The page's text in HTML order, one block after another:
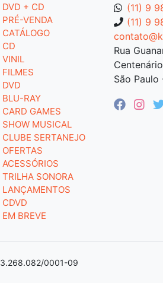
(11) 9
(11) 9
Rua
São Paulo
DVD + CD
PRÉ-VENDA
CATÁLOGO
CD
VINIL
FILMES
DVD
BLU-RAY
CARD GAMES
SHOW MUSICAL
CLUBE SERTANEJO
OFERTAS
ACESSÓRIOS
TRILHA SONORA
LANÇAMENTOS
CDVD
EM BREVE
0001-09